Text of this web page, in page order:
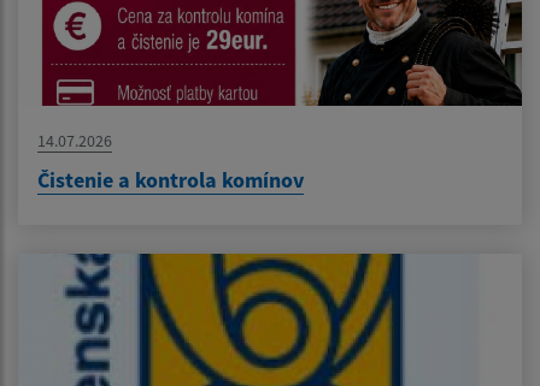
14.07.2026
Čistenie a kontrola komínov